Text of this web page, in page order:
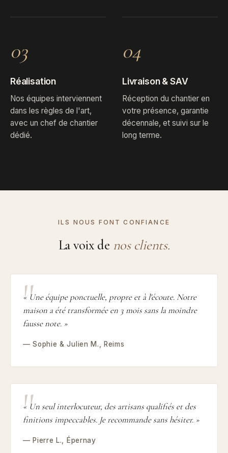
03
Réalisation
Nos équipes interviennent
dans les règles de l'art,
avec un chef de chantier
dédié.
04
Livraison & SAV
Réception du chantier en
votre présence, garantie
décennale, et suivi sur le
long terme.
ILS NOUS FONT CONFIANCE
La voix de nos clients.
« Une équipe ponctuelle, propre et à l'écoute. Notre
maison a été transformée en 3 mois sans la moindre
fausse note. »
— Sophie & Julien M., Reims
« Un seul interlocuteur, des artisans qualifiés et des
finitions impeccables. Je recommande sans hésiter. »
— Pierre L., Épernay